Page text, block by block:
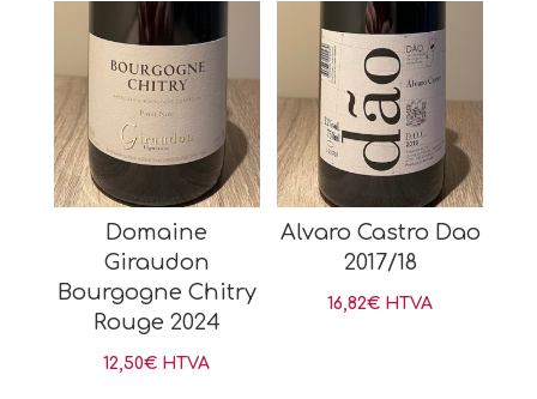
Domaine
Giraudon
Bourgogne Chitry
Rouge 2024
12,50€ HTVA
Alvaro Castro Dao
2017/18
16,82€ HTVA